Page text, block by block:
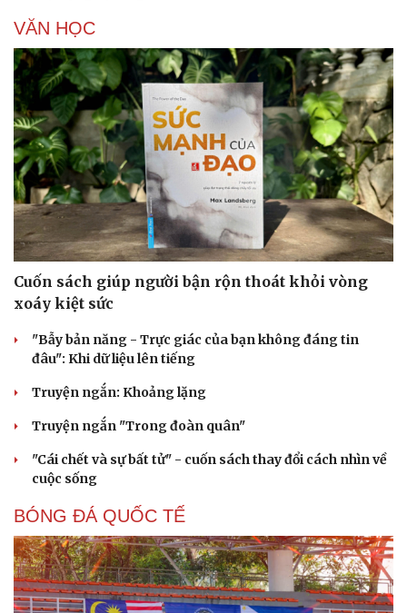
Văn hóa
Sân khấu - Điện ảnh
Văn học
Âm nhạc
Di sản
Giải trí
Nghệ sĩ
Thời trang
Sao Việt
VĂN HỌC
Cuốn sách giúp người bận rộn thoát khỏi vòng
xoáy kiệt sức
"Bẫy bản năng - Trực giác của bạn không đáng tin
đâu": Khi dữ liệu lên tiếng
Truyện ngắn: Khoảng lặng
Truyện ngắn "Trong đoàn quân"
"Cái chết và sự bất tử" - cuốn sách thay đổi cách nhìn về
cuộc sống
BÓNG ĐÁ QUỐC TẾ